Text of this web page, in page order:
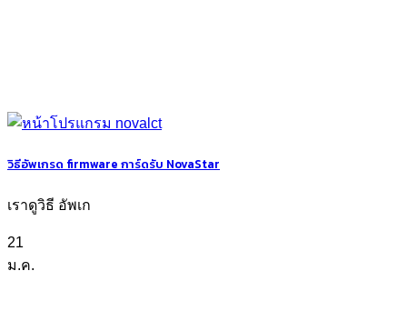
วิธีอัพเกรด firmware การ์ดรับ NovaStar
เราดูวิธี อัพเก
21
ม.ค.